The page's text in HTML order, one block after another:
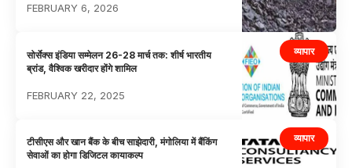
FEBRUARY 6, 2026
व्यापार
सोर्सेक्स इंडिया सम्मेलन 26-28 मार्च तक: शीर्ष भारतीय
ब्रांड, वैश्विक खरीदार होंगे शामिल
FEBRUARY 22, 2025
व्यापार
टीसीएस और खान बैंक के बीच साझेदारी, मंगोलिया में बैंकिंग
सेवाओं का होगा डिजिटल कायाकल्प